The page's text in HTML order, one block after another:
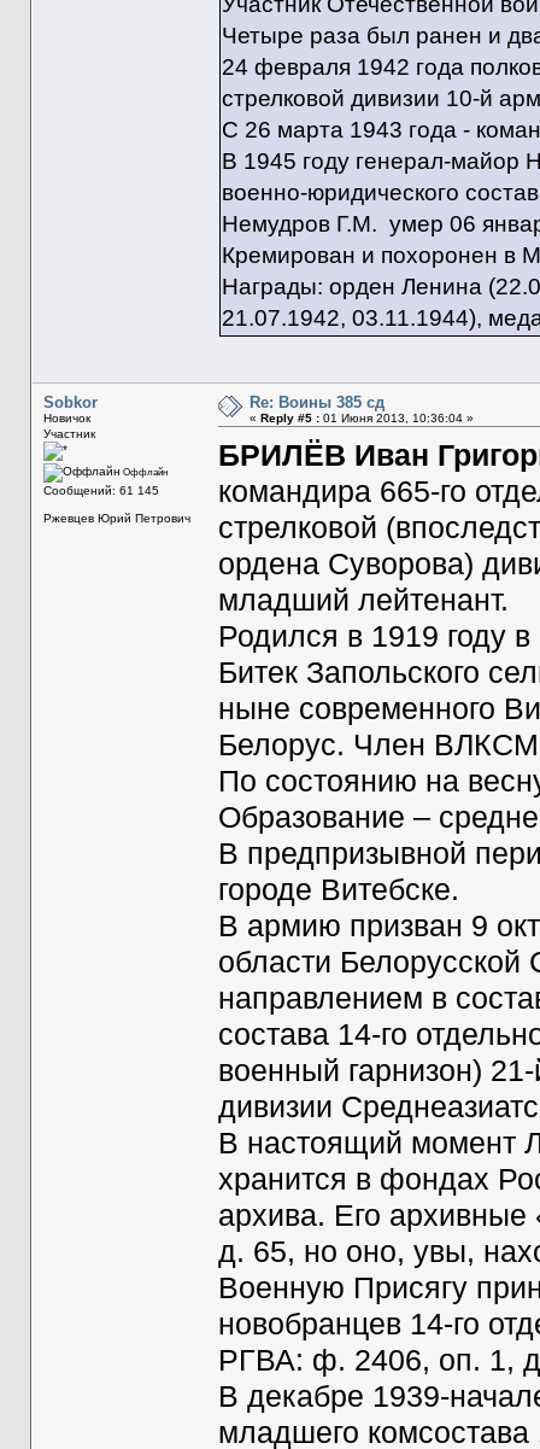
Четыре раза был ранен и
24 февраля 1942 года
стрелковой дивизии 10-й
С 26 марта 1943 года -
В 1945 году генерал-майор
военно-юридического
Немудров Г.М. умер 06
Кремирован и похоронен в
Награды: орден Ленина
21.07.1942, 03.11.1944),
Sobkor
Новичок
Участник
Оффлайн
Сообщений: 61 145
Ржевцев Юрий Петрович
Re: Воины 385 сд
«Reply #5 : 01 Июня 2013, 10:36:04 »
БРИЛЁВ Иван
командира 665-го
стрелковой
ордена Суворова)
младший лейтенант.
Родился в 1919 году
Битек Запольского
ныне современного
Белорус. Член
По состоянию на
Образование –
В предпризывной
городе Витебске.
В армию призван 9
области
направлением в
состава 14-го
военный гарнизон)
дивизии
В настоящий момент
хранится в фондах
архива. Его
д. 65, но оно, увы,
Военную Присягу
новобранцев 14-го
РГВА: ф. 2406, оп. 1,
В декабре 1939-
младшего комсостава